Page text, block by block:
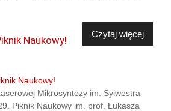
Czytaj więcej
Naukowy!
Mikrosyntezy im. Sylwestra
Piknik Naukowy im. prof. Łukasza